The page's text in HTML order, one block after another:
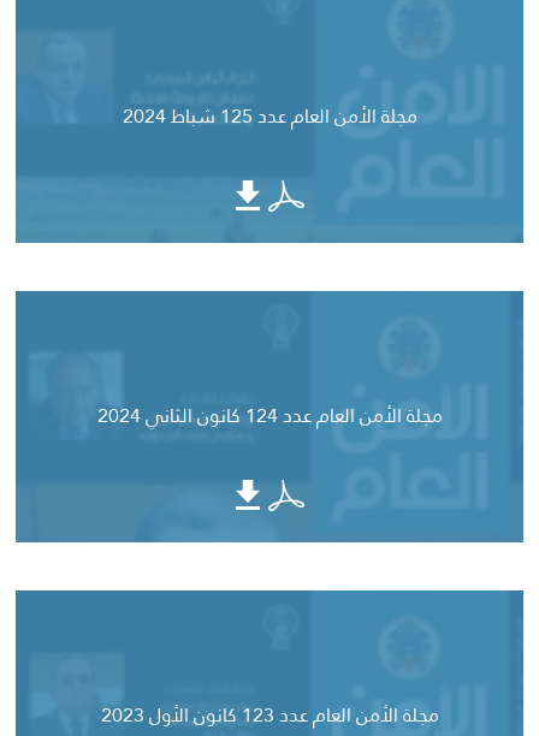
مجلة الأمن العام عدد 125 شباط 2024
مجلة الأمن العام عدد 124 كانون الثاني 2024
مجلة الأمن العام عدد 123 كانون الأول 2023